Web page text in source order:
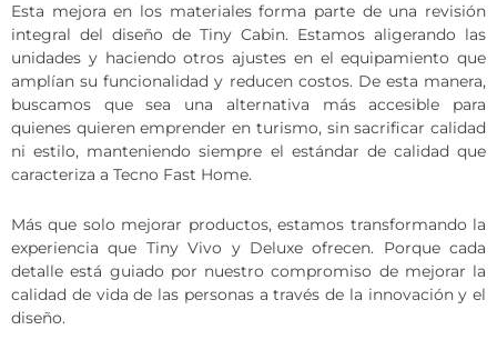
Esta mejora en los materiales forma parte de una revisión
integral del diseño de Tiny Cabin. Estamos aligerando las
unidades y haciendo otros ajustes en el equipamiento que
amplían su funcionalidad y reducen costos. De esta manera,
buscamos que sea una alternativa más accesible para
quienes quieren emprender en turismo, sin sacrificar calidad
ni estilo, manteniendo siempre el estándar de calidad que
caracteriza a Tecno Fast Home.
Más que solo mejorar productos, estamos transformando la
experiencia que Tiny Vivo y Deluxe ofrecen. Porque cada
detalle está guiado por nuestro compromiso de mejorar la
calidad de vida de las personas a través de la innovación y el
diseño.